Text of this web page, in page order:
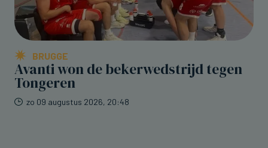
BRUGGE
Avanti won de bekerwedstrijd tegen
Tongeren
zo 09 augustus 2026, 20:48